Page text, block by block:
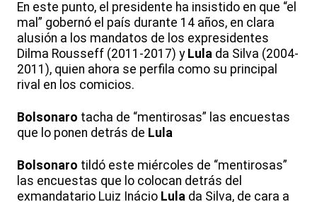
En este punto, el presidente ha insistido en que “el
mal” gobernó el país durante 14 años, en clara
alusión a los mandatos de los expresidentes
Dilma Rousseff (2011-2017) y Lula da Silva (2004-
2011), quien ahora se perfila como su principal
rival en los comicios.
Bolsonaro tacha de “mentirosas” las encuestas
que lo ponen detrás de Lula
Bolsonaro tildó este miércoles de “mentirosas”
las encuestas que lo colocan detrás del
exmandatario Luiz Inácio Lula da Silva, de cara a